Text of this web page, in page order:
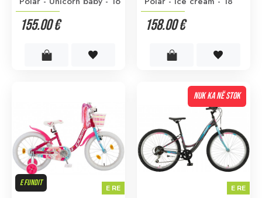
155.00 € 158.00 €
E FUNDIT
E RE E RE
NUK KA NË STOK